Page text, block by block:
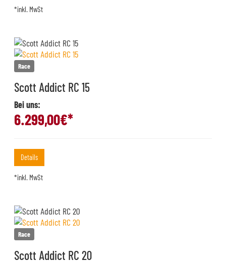
*inkl. MwSt
Race
Scott Addict RC 15
Bei uns:
6.299,00€*
Details
*inkl. MwSt
Race
Scott Addict RC 20